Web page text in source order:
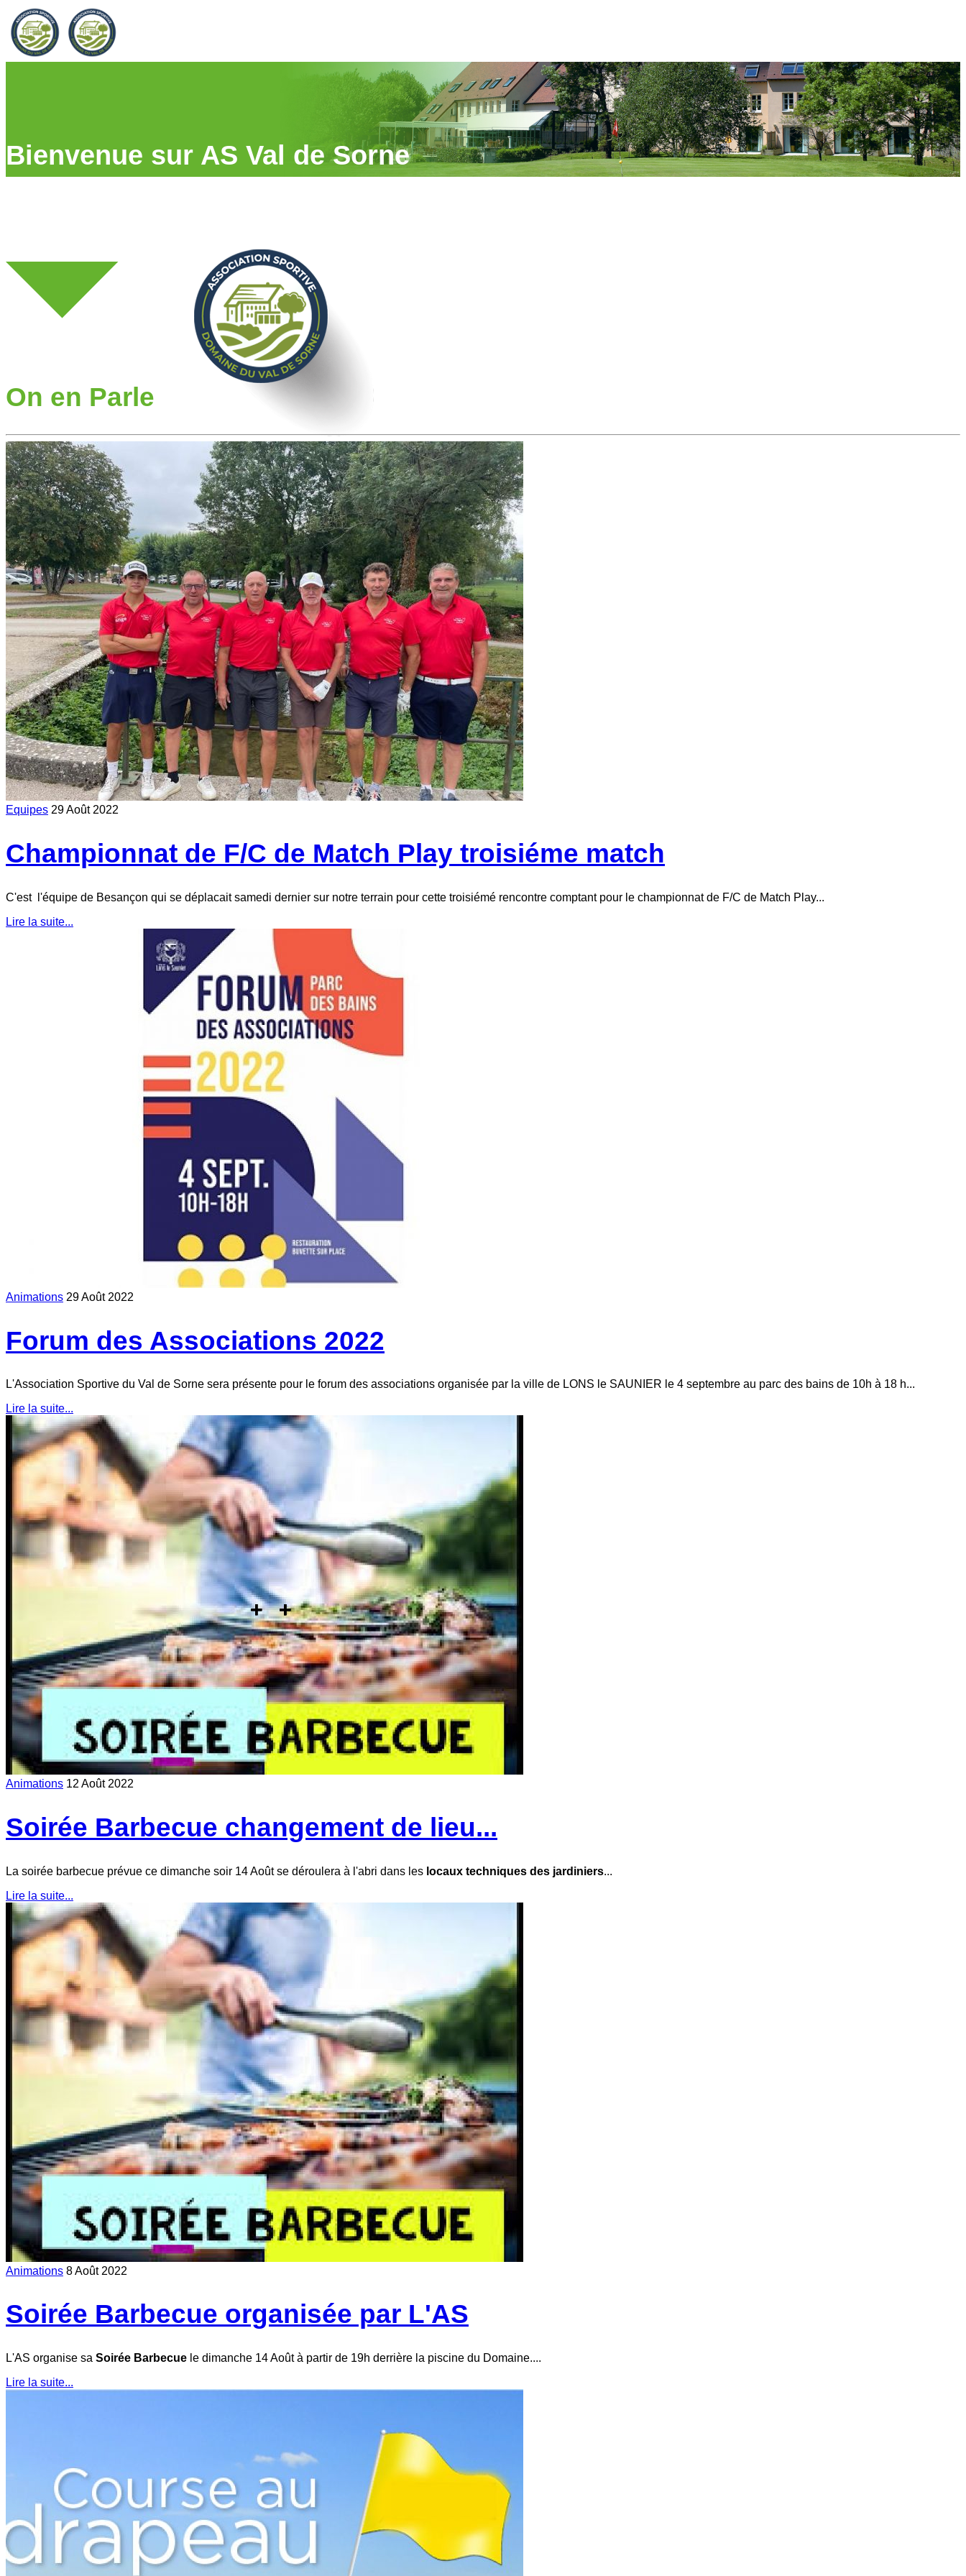
Bienvenue sur AS Val de Sorne
On en Parle
Equipes 29 Août 2022
Championnat de F/C de Match Play troisiéme match
C'est l'équipe de Besançon qui se déplacait samedi dernier sur notre terrain pour cette troisiémé rencontre comptant pour le championnat de F/C de Match Play...
Lire la suite...
Animations 29 Août 2022
Forum des Associations 2022
L'Association Sportive du Val de Sorne sera présente pour le forum des associations organisée par la ville de LONS le SAUNIER le 4 septembre au parc des bains de 10h à 18 h...
Lire la suite...
Animations 12 Août 2022
Soirée Barbecue changement de lieu...
La soirée barbecue prévue ce dimanche soir 14 Août se déroulera à l'abri dans les locaux techniques des jardiniers...
Lire la suite...
Animations 8 Août 2022
Soirée Barbecue organisée par L'AS
L'AS organise sa Soirée Barbecue le dimanche 14 Août à partir de 19h derrière la piscine du Domaine....
Lire la suite...